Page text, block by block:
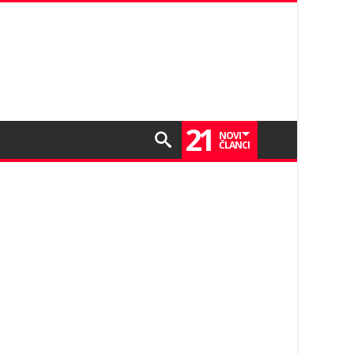
21 NOVI
ČLANCI